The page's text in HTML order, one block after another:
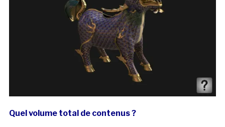
Quel volume total de contenus ?